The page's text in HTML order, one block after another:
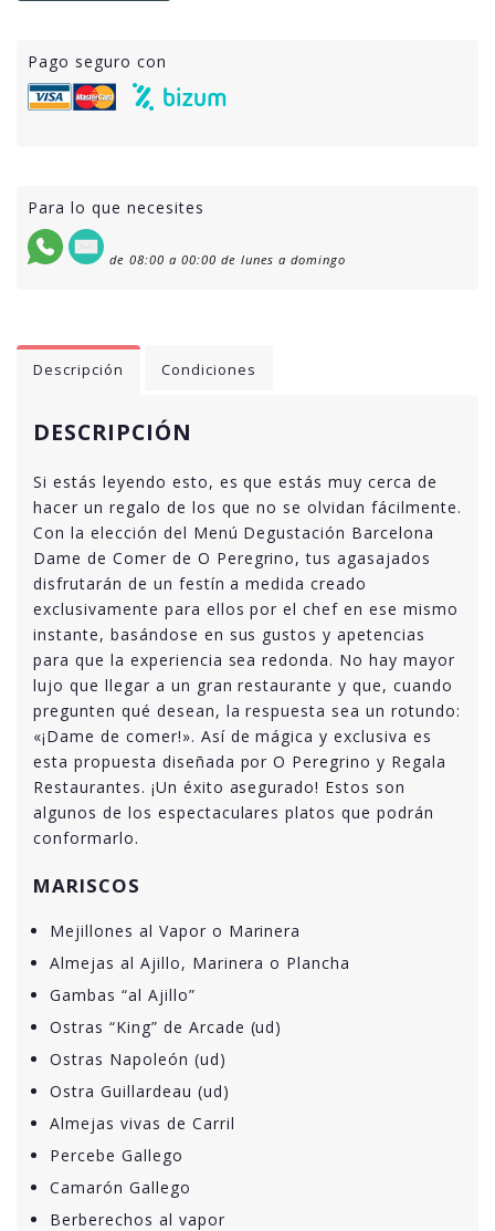
Pago seguro con
Para lo que necesites
de 08:00 a 00:00 de lunes a domingo
Descripción Condiciones
DESCRIPCIÓN
Si estás leyendo esto, es que estás muy cerca de
hacer un regalo de los que no se olvidan fácilmente.
Con la elección del Menú Degustación Barcelona
Dame de Comer de O Peregrino, tus agasajados
disfrutarán de un festín a medida creado
exclusivamente para ellos por el chef en ese mismo
instante, basándose en sus gustos y apetencias
para que la experiencia sea redonda. No hay mayor
lujo que llegar a un gran restaurante y que, cuando
pregunten qué desean, la respuesta sea un rotundo:
«¡Dame de comer!». Así de mágica y exclusiva es
esta propuesta diseñada por O Peregrino y Regala
Restaurantes. ¡Un éxito asegurado! Estos son
algunos de los espectaculares platos que podrán
conformarlo.
MARISCOS
Mejillones al Vapor o Marinera
Almejas al Ajillo, Marinera o Plancha
Gambas “al Ajillo”
Ostras “King” de Arcade (ud)
Ostras Napoleón (ud)
Ostra Guillardeau (ud)
Almejas vivas de Carril
Percebe Gallego
Camarón Gallego
Berberechos al vapor